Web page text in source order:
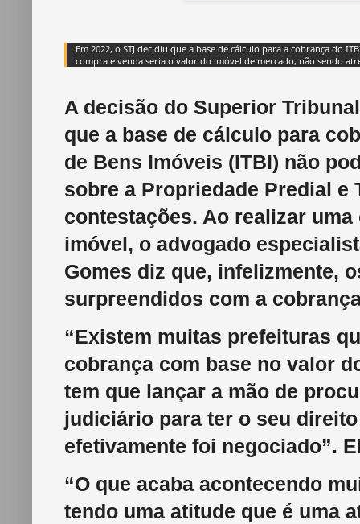
Em 2022, o STJ decidiu que a base de cálculo para a cobrança do
compra e venda seria o valor do imóvel de mercado, não sendo
A decisão do Superior
que a base de cálculo para
de Bens Imóveis (ITBI) não
sobre a Propriedade Predial e
contestações. Ao realizar
imóvel, o advogado
Gomes diz que, infelizmente,
surpreendidos com a
“Existem muitas prefeituras
cobrança com base no valor
tem que lançar a mão de
judiciário para ter o seu
efetivamente foi negociado”.
“O que acaba acontecendo
tendo uma atitude que é uma